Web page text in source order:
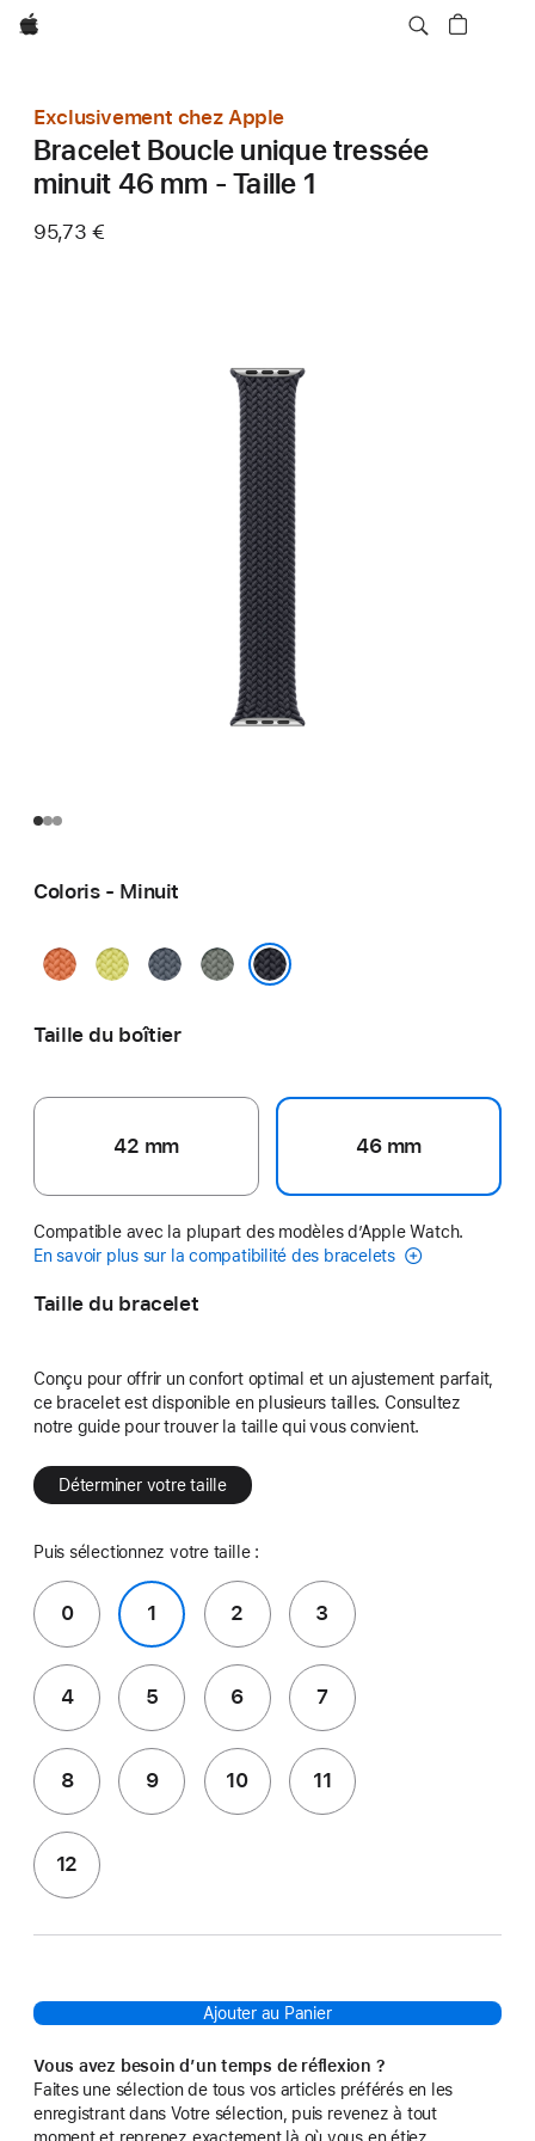
Apple
Exclusivement chez Apple
Bracelet Boucle unique tressée
minuit 46 mm - Taille 1
95,73 €
Coloris - Minuit
Curcuma
JauneBleu
Gris
Taille du boîtier
42 mm 46 mm
Compatible avec la plupart des modèles d’Apple Watch.
En savoir plus sur la compatibilité des bracelets
Taille du bracelet
Conçu pour offrir un confort optimal et un ajustement parfait,
ce bracelet est disponible en plusieurs tailles. Consultez
notre guide pour trouver la taille qui vous convient.
Déterminer votre taille
Puis sélectionnez votre taille :
0 1 2 3
4 5 6 7
8 9 10 11
12
Ajouter au Panier
Vous avez besoin d’un temps de réflexion ?
Faites une sélection de tous vos articles préférés en les
enregistrant dans Votre sélection, puis revenez à tout
moment et reprenez exactement là où vous en étiez.